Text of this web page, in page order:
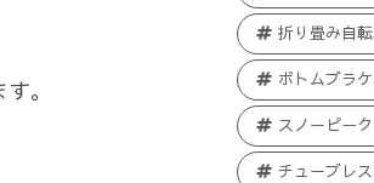
。
折り畳み自
ボトムブラ
スノーピーク
チューブレ